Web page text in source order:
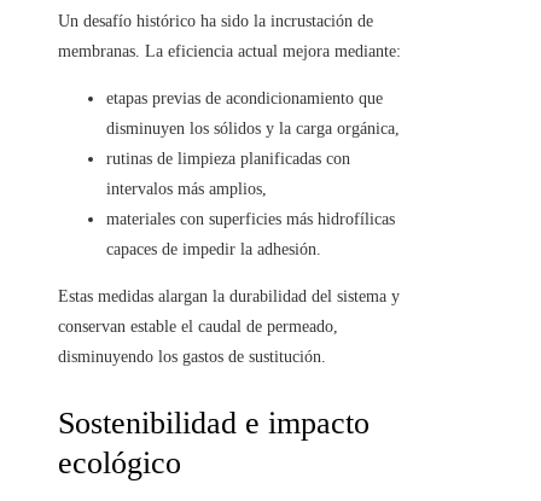
Un desafío histórico ha sido la incrustación de
membranas. La eficiencia actual mejora mediante:
etapas previas de acondicionamiento que
disminuyen los sólidos y la carga orgánica,
rutinas de limpieza planificadas con
intervalos más amplios,
materiales con superficies más hidrofílicas
capaces de impedir la adhesión.
Estas medidas alargan la durabilidad del sistema y
conservan estable el caudal de permeado,
disminuyendo los gastos de sustitución.
Sostenibilidad e impacto
ecológico